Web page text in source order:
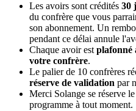
Les avoirs sont crédités 30
du confrère que vous
son abonnement. Un
pendant ce délai annule
Chaque avoir est plafonné
votre confrère.
Le palier de 10 confrères
réserve de validation par
Merci Solange se réserve
programme à tout moment.